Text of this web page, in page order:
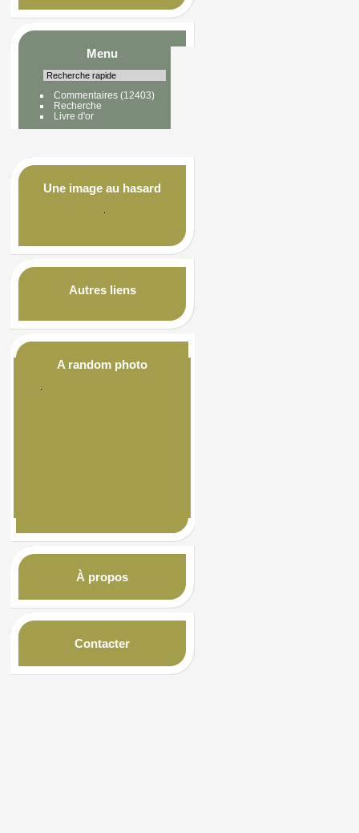
Menu
Commentaires(12403)
Recherche
Livre d'or
Une image au hasard
Autres liens
A random photo
À propos
Contacter